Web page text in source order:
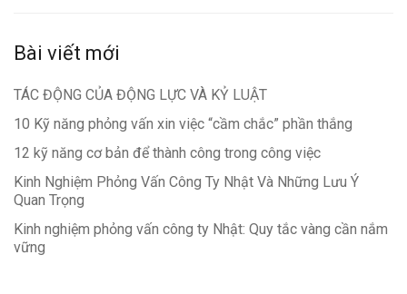
Bài viết mới
TÁC ĐỘNG CỦA ĐỘNG LỰC VÀ KỶ LUẬT
10 Kỹ năng phỏng vấn xin việc “cầm chắc” phần thắng
12 kỹ năng cơ bản để thành công trong công việc
Kinh Nghiệm Phỏng Vấn Công Ty Nhật Và Những Lưu Ý
Quan Trọng
Kinh nghiệm phỏng vấn công ty Nhật: Quy tắc vàng cần nắm
vững